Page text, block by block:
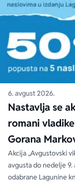
6. avgust 2026.
Nastavlja se
romani
Gorana
čak 40, 50 i
Akcija „Avgustovski
avgusta do nedelje
odabrane Lagunine